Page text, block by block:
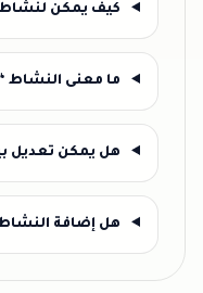
كيف يمكن
ما معنى النشاط
هل يمكن تعديل
هل إضافة النشاط